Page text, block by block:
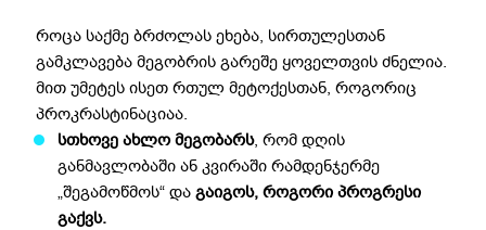
როცა საქმე ბრძოლას ეხება, სირთულესთან
გამკლავება მეგობრის გარეშე ყოველთვის ძნელია.
მით უმეტეს ისეთ რთულ მეტოქესთან, როგორიც
პროკრასტინაციაა.
სთხოვე ახლო მეგობარს, რომ დღის
განმავლობაში ან კვირაში რამდენჯერმე
„შეგამოწმოს“ და გაიგოს, როგორი პროგრესი
გაქვს.